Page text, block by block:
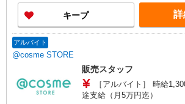
キープ 詳
アルバイト
@cosme STORE
販売スタッフ
［アルバイト］ 時給
途支給（月5万円迄）